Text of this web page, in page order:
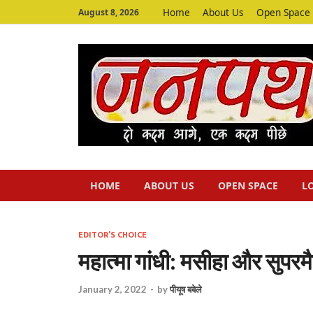
August 8, 2026 Home About Us Open Space
HOME ABOUT US OPEN SPACE
EDITOR'S CHOICE
महात्मा गांधी: मसीहा और
January 2, 2022 - byपीयूष बबेले